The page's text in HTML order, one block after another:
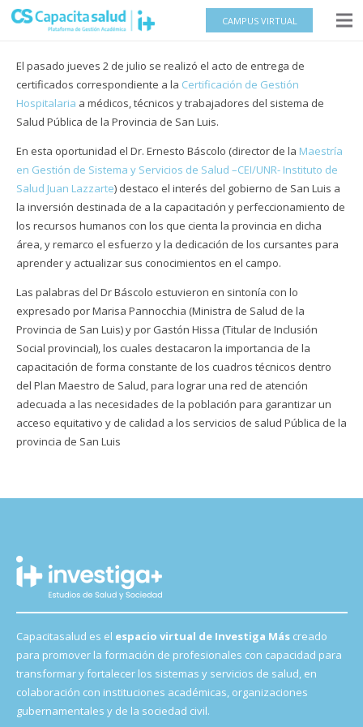
CAMPUS VIRTUAL
El pasado jueves 2 de julio se realizó el acto de entrega de
certificados correspondiente a la Certificación de Gestión
Hospitalaria a médicos, técnicos y trabajadores del sistema de
Salud Pública de la Provincia de San Luis.
En esta oportunidad el Dr. Ernesto Báscolo (director de la Maestría
en Gestión de Sistema y Servicios de Salud –CEI/UNR- Instituto de
Salud Juan Lazzarte) destaco el interés del gobierno de San Luis a
la inversión destinada de a la capacitación y perfeccionamiento de
los recursos humanos con los que cienta la provincia en dicha
área, y remarco el esfuerzo y la dedicación de los cursantes para
aprender y actualizar sus conocimientos en el campo.
Las palabras del Dr Báscolo estuvieron en sintonía con lo
expresado por Marisa Pannocchia (Ministra de Salud de la
Provincia de San Luis) y por Gastón Hissa (Titular de Inclusión
Social provincial), los cuales destacaron la importancia de la
capacitación de forma constante de los cuadros técnicos dentro
del Plan Maestro de Salud, para lograr una red de atención
adecuada a las necesidades de la población para garantizar un
acceso equitativo y de calidad a los servicios de salud Pública de la
provincia de San Luis
Capacitasalud es el espacio virtual de Investiga Máscreado
para promover la formación de profesionales con capacidad para
transformar y fortalecer los sistemas y servicios de salud, en
colaboración con instituciones académicas, organizaciones
gubernamentales y de la sociedad civil.